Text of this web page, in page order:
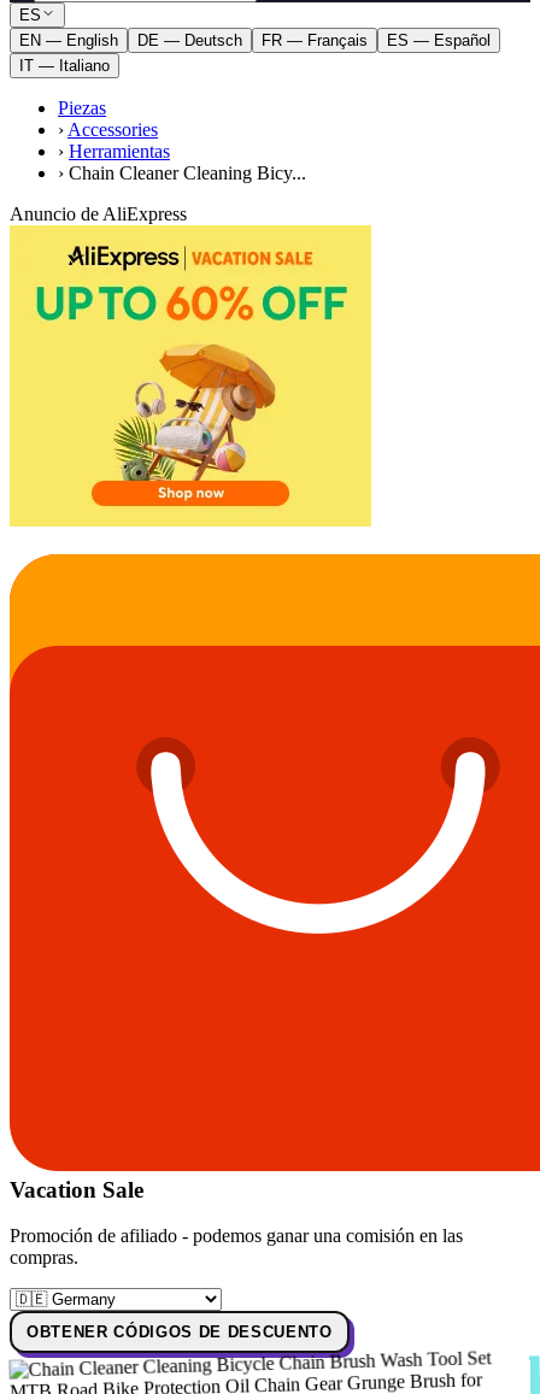
ES
EN — English
DE — Deutsch FR — Français
ES — Español
IT — Italiano
Piezas
› Accessories
› Herramientas
› Chain Cleaner Cleaning Bicy...
Anuncio de AliExpress
Vacation Sale
Promoción de afiliado - podemos ganar una comisión en las
compras.
OBTENER CÓDIGOS DE DESCUENTO